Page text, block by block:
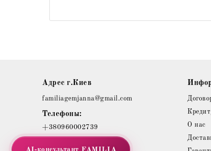
Адрес г.Киев
familiagemjanna@gmail.com
Телефоны:
+380960002739
О нас
AI-консультант FAMILIA